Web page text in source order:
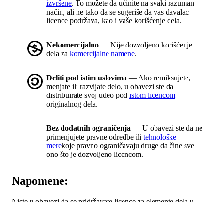
izvršene. To možete da učinite na svaki razuman
način, ali ne tako da se sugeriše da vas davalac
licence podržava, kao i vaše korišćenje dela.
Nekomercijalno — Nije dozvoljeno korišćenje
dela za komercijalne namene.
Deliti pod istim uslovima — Ako remiksujete,
menjate ili razvijate delo, u obavezi ste da
distribuirate svoj udeo pod istom licencom
originalnog dela.
Bez dodatnih ograničenja — U obavezi ste da ne
primenjujete pravne odredbe ili tehnološke
merekoje pravno ograničavaju druge da čine sve
ono što je dozvoljeno licencom.
Napomene: